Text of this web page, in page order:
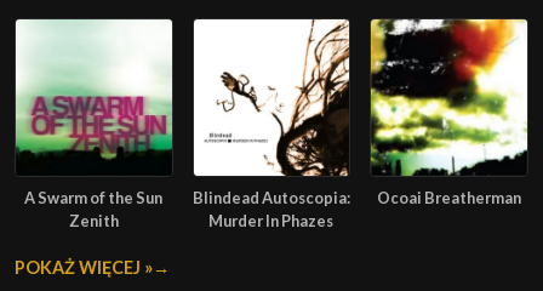
A Swarm of the Sun
Zenith
Blindead Autoscopia:
Murder In Phazes
Ocoai Breatherman
POKAŻ WIĘCEJ »